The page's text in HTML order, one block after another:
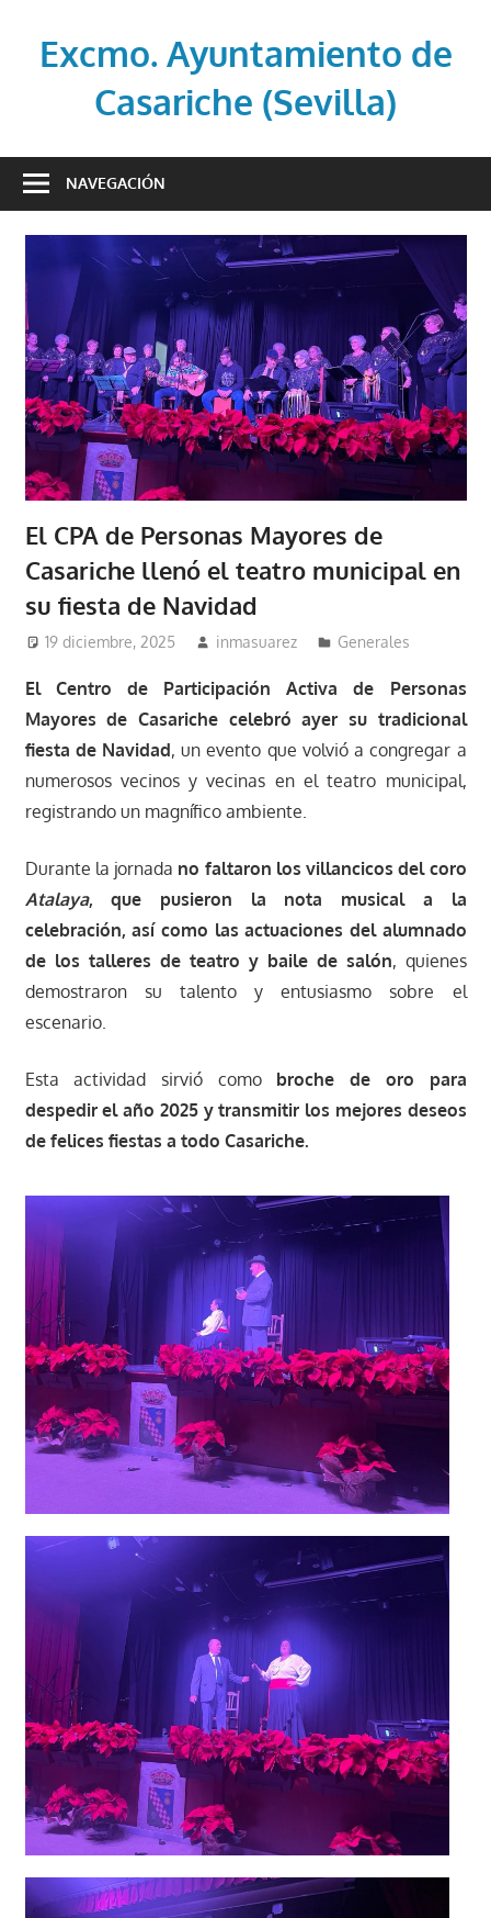
contenidoExcmo. Ayuntamiento de
Casariche (Sevilla)
oficial
Ayuntamiento
Casariche
(Sevilla)
NAVEGACIÓN
El CPA de Personas Mayores de
Casariche llenó el teatro municipal en
su fiesta de Navidad
19 diciembre, 2025 inmasuarez Generales
El Centro de Participación Activa de Personas
Mayores de Casariche celebró ayer su tradicional
fiesta de Navidad, un evento que volvió a congregar a
numerosos vecinos y vecinas en el teatro municipal,
registrando un magnífico ambiente.
Durante la jornada no faltaron los villancicos del coro
Atalaya, que pusieron la nota musical a la
celebración, así como las actuaciones del alumnado
de los talleres de teatro y baile de salón, quienes
demostraron su talento y entusiasmo sobre el
escenario.
Esta actividad sirvió como broche de oro para
despedir el año 2025 y transmitir los mejores deseos
de felices fiestas a todo Casariche.